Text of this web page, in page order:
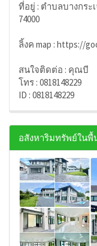
ที่อยู่ : ตำบลบางกระ
74000
ลิ้งค map : https://
สนใจติดต่อ : คุณบี
โทร : 0818148229
ID : 0818148229
อสังหาริมทรัพย์ในพื้